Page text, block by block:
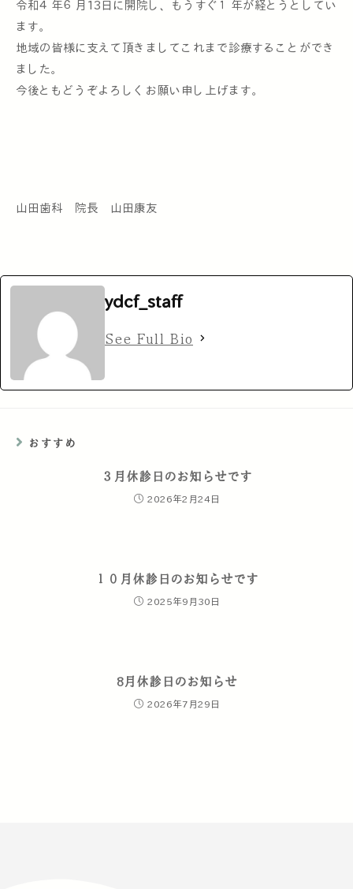
令和４年６月13日に開院し、もうすぐ１年が経とうとしてい
ます。
地域の皆様に支えて頂きましてこれまで診療することができ
ました。
今後ともどうぞよろしくお願い申し上げます。
山田歯科 院長 山田康友
ydcf_staff
See Full Bio
おすすめ
３月休診日のお知らせです
2026年2月24日
１０月休診日のお知らせです
2025年9月30日
8月休診日のお知らせ
2026年7月29日